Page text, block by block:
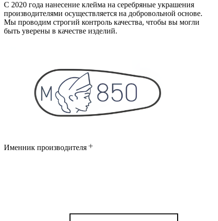
С 2020 года нанесение клейма на серебряные украшения
производителями осуществляется на добровольной основе.
Мы проводим строгий контроль качества, чтобы вы могли
быть уверены в качестве изделий.
Именник производителя